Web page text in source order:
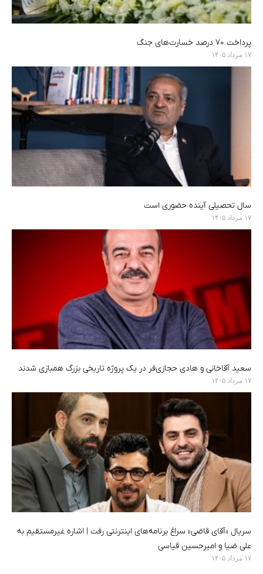
پرداخت ۷۰ درصد خسارت‌های جنگ
۱۷ مرداد ۱۴۰۵
سال تحصیلی آینده حضوری است
۱۷ مرداد ۱۴۰۵
سعید آقاخانی و هادی حجازی‌فر در یک پروژه تاریخی بزرگ همبازی شدند
۱۷ مرداد ۱۴۰۵
سریال «آقای قاضی» سراغ برنامه‌های اینترنتی رفت | اشاره غیرمستقیم به
علی ضیا و امیرحسین قیاسی
۱۷ مرداد ۱۴۰۵